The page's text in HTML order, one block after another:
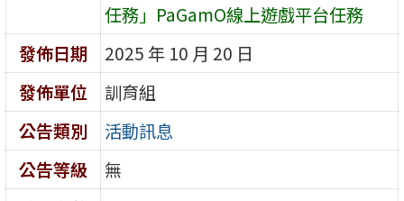
任務」PaGamO線上遊戲平台任務
發佈日期
2025 年 10 月 20 日
發佈單位
訓育組
公告類別
活動訊息
公告等級
無